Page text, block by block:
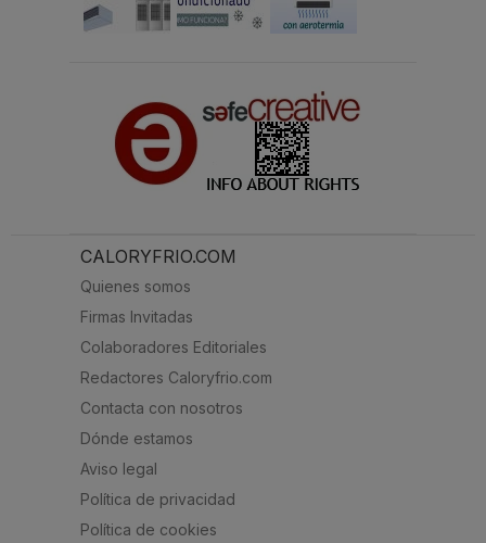
CALORYFRIO.COM
Quienes somos
Firmas Invitadas
Colaboradores Editoriales
Redactores Caloryfrio.com
Contacta con nosotros
Dónde estamos
Aviso legal
Política de privacidad
Política de cookies